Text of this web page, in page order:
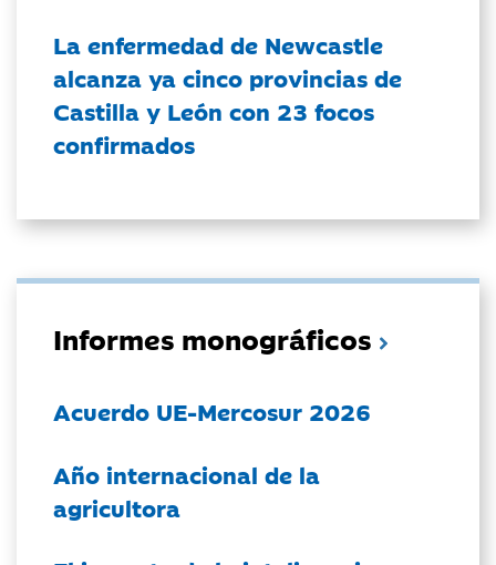
La enfermedad de Newcastle
alcanza ya cinco provincias de
Castilla y León con 23 focos
confirmados
Informes monográficos
Acuerdo UE-Mercosur 2026
Año internacional de la
agricultora